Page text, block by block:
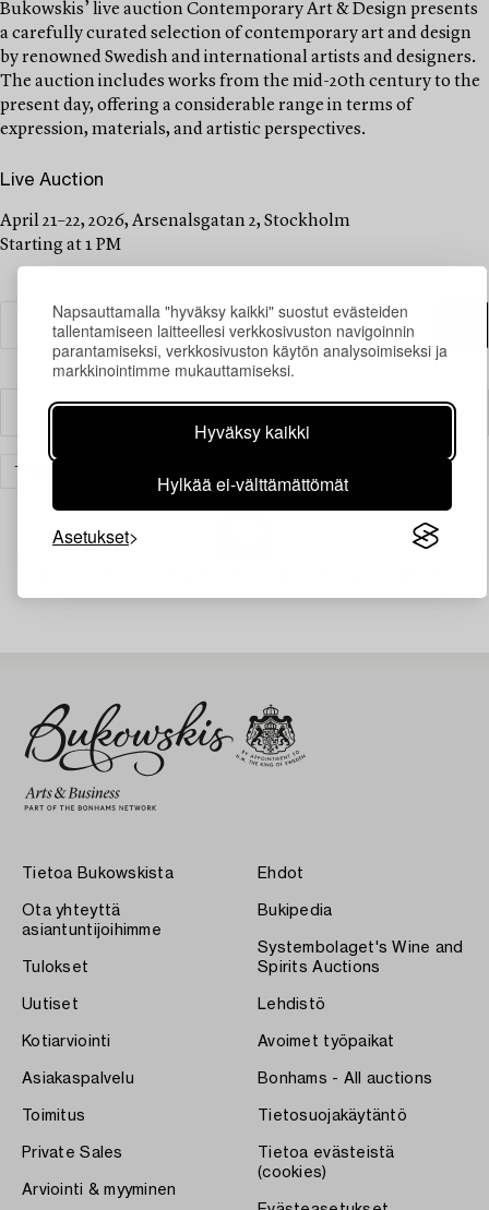
Napsauttamalla "hyväksy kaikki" suostut evästeiden
tallentamiseen laitteellesi verkkosivuston navigoinnin
parantamiseksi, verkkosivuston käytön analysoimiseksi ja
markkinointimme mukauttamiseksi.
Hyväksy kaikki
Hylkää ei-välttämättömät
Asetukset
Bukowskis’ live auction Contemporary Art & Design presents
a carefully curated selection of contemporary art and design
by renowned Swedish and international artists and designers.
The auction includes works from the mid-20th century to the
present day, offering a considerable range in terms of
expression, materials, and artistic perspectives.
Live Auction
April 21–22, 2026, Arsenalsgatan 2, Stockholm
Starting at 1 PM
Tietoa Bukowskista
Ota yhteyttä
asiantuntijoihimme
Tulokset
Uutiset
Kotiarviointi
Asiakaspalvelu
Toimitus
Private Sales
Arviointi & myyminen
Ehdot
Bukipedia
Systembolaget's Wine and
Spirits Auctions
Lehdistö
Avoimet työpaikat
Bonhams - All auctions
Tietosuojakäytäntö
Tietoa evästeistä
(cookies)